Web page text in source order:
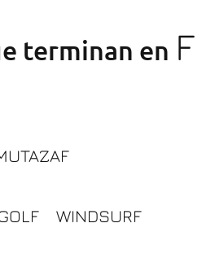
terminan en F
WINDSURF